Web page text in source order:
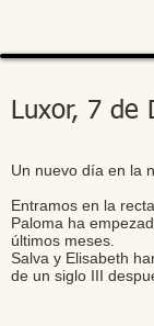
Luxor, 7 de
Un nuevo día en la
Entramos en la
Paloma ha
últimos meses.
Salva y Elisabeth
de un siglo III